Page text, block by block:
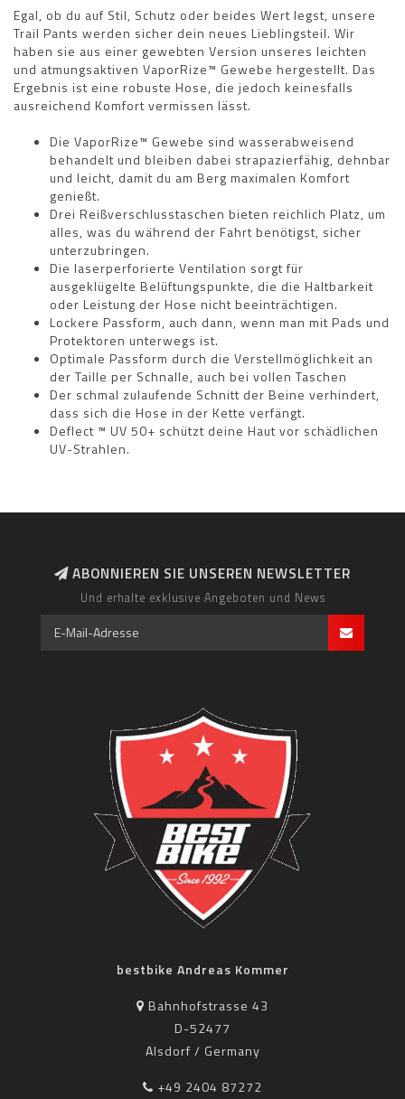
Egal, ob du auf Stil, Schutz oder beides Wert legst, unsere
Trail Pants werden sicher dein neues Lieblingsteil. Wir
haben sie aus einer gewebten Version unseres leichten
und atmungsaktiven VaporRize™ Gewebe hergestellt. Das
Ergebnis ist eine robuste Hose, die jedoch keinesfalls
ausreichend Komfort vermissen lässt.
Die VaporRize™ Gewebe sind wasserabweisend
behandelt und bleiben dabei strapazierfähig, dehnbar
und leicht, damit du am Berg maximalen Komfort
genießt.
Drei Reißverschlusstaschen bieten reichlich Platz, um
alles, was du während der Fahrt benötigst, sicher
unterzubringen.
Die laserperforierte Ventilation sorgt für
ausgeklügelte Belüftungspunkte, die die Haltbarkeit
oder Leistung der Hose nicht beeinträchtigen.
Lockere Passform, auch dann, wenn man mit Pads und
Protektoren unterwegs ist.
Optimale Passform durch die Verstellmöglichkeit an
der Taille per Schnalle, auch bei vollen Taschen
Der schmal zulaufende Schnitt der Beine verhindert,
dass sich die Hose in der Kette verfängt.
Deflect ™ UV 50+ schützt deine Haut vor schädlichen
UV-Strahlen.
ABONNIEREN SIE UNSEREN NEWSLETTER
Und erhalte exklusive Angeboten und News
bestbike Andreas Kommer
Bahnhofstrasse 43
D-52477
Alsdorf / Germany
+49 2404 87272